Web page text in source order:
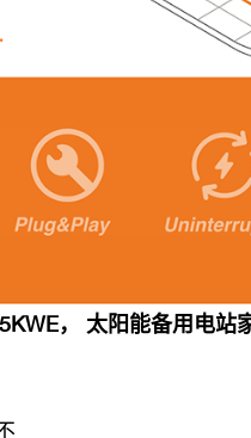
， 太阳能备用电站